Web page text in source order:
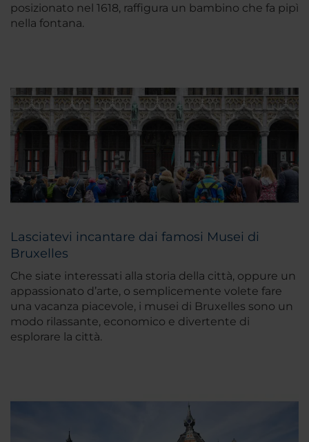
posizionato nel 1618, raffigura un bambino che fa pipì
nella fontana.
Lasciatevi incantare dai famosi Musei di
Bruxelles
Che siate interessati alla storia della città, oppure un
appassionato d’arte, o semplicemente volete fare
una vacanza piacevole, i musei di Bruxelles sono un
modo rilassante, economico e divertente di
esplorare la città.